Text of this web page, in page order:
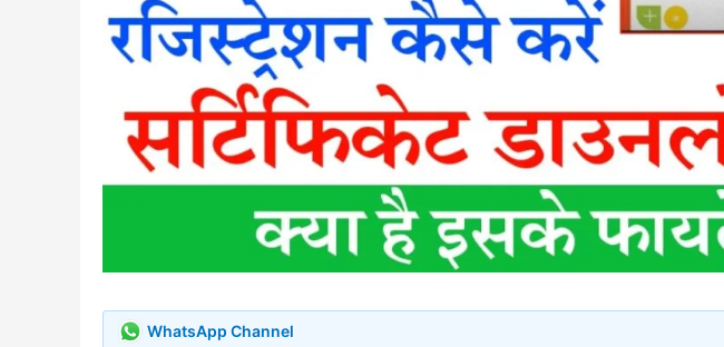
WhatsApp Channel